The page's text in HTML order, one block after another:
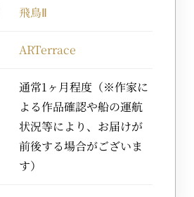
飛鳥Ⅱ
ARTerrace
通常1ヶ月程度（※作家に
よる作品確認や船の運航
状況等により、お届けが
前後する場合がございま
す）